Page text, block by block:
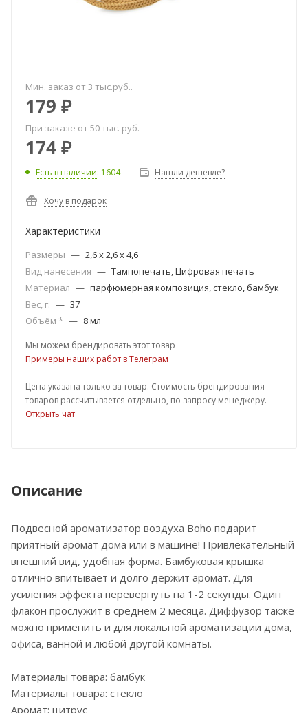
Мин. заказ от 3 тыс.руб..
179 ₽
При заказе от 50 тыс. руб.
174₽
Есть в наличии: 1604 Нашли дешевле?
Хочу в подарок
Характеристики
Размеры — 2,6 х 2,6 х 4,6
Вид нанесения — Тампопечать, Цифровая печать
Материал — парфюмерная композиция, стекло, бамбук
Вес, г. — 37
Объём * — 8 мл
Мы можем брендировать этот товар
Примеры наших работ в Телеграм
Цена указана только за товар. Стоимость брендирования
товаров рассчитывается отдельно, по запросу менеджеру.
Открыть чат
Описание
Подвесной ароматизатор воздуха Boho подарит
приятный аромат дома или в машине! Привлекательный
внешний вид, удобная форма. Бамбуковая крышка
отлично впитывает и долго держит аромат. Для
усиления эффекта перевернуть на 1-2 секунды. Один
флакон прослужит в среднем 2 месяца. Диффузор также
можно применить и для локальной ароматизации дома,
офиса, ванной и любой другой комнаты.
Материалы товара: бамбук
Материалы товара: стекло
Аромат: цитрус